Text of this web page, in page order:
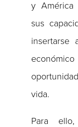
y América
sus
insertarse
vida.
Para